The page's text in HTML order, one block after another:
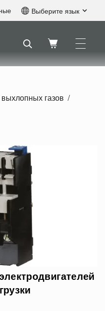
Выберите язык
Шведский
Голландский
газов